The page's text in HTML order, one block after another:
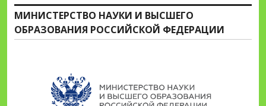
МИНИСТЕРСТВО НАУКИ И ВЫСШЕГО
ОБРАЗОВАНИЯ РОССИЙСКОЙ ФЕДЕРАЦИИ